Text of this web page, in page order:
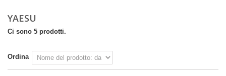
YAESU
Ci sono 5 prodotti.
Ordina